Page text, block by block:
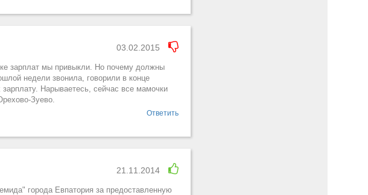
03.02.2015
зарплат мы привыкли. Но почему должны
недели звонила, говорили в конце
Нарываетесь, сейчас все мамочки
Зуево.
Ответить
21.11.2014
города Евпатория за предоставленную